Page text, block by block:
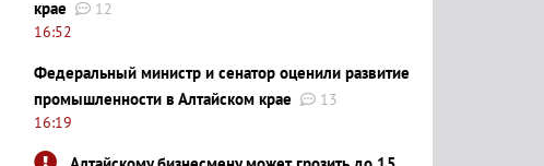
крае
12
16:52
Федеральный министр и сенатор оценили развитие
промышленности в Алтайском крае
13
16:19